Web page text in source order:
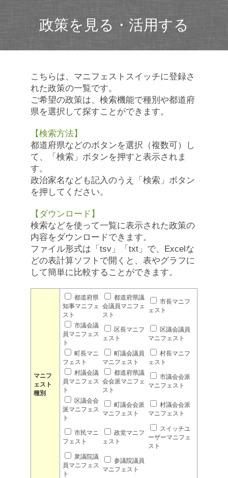
政策を見る・活用する
こちらは、マニフェストスイッチに登録さ
れた政策の一覧です。
ご希望の政策は、検索機能で種別や都道府
県を選択して探すことができます。
【検索方法】
都道府県などのボタンを選択（複数可）し
て、「検索」ボタンを押すと表示されま
す。
政治家名なども記入のうえ「検索」ボタン
を押してください。
【ダウンロード】
検索などを使って一覧に表示された政策の
内容をダウンロードできます。
ファイル形式は「tsv」「txt」で、Excelな
どの表計算ソフトで開くと、表やグラフに
して簡単に比較することができます。
マニフ
ェスト
種別
都道府県
知事マニフェ
スト
都道府県議
会議員マニフェ
スト
市長マニフ
ェスト
市議会議
員マニフェス
ト
区長マニフ
ェスト
区議会議員
マニフェスト
町長マニ
フェスト
町議会議員
マニフェスト
村長マニフ
ェスト
村議会議
員マニフェス
ト
都道府県議
会会派マニフェ
スト
市議会会派
マニフェスト
区議会会
派マニフェス
ト
町議会会派
マニフェスト
村議会会派
マニフェスト
市民マニ
フェスト
政党マニフ
ェスト
スイッチユ
ーザーマニフェ
スト
衆議院議
員マニフェス
ト
参議院議員
マニフェスト